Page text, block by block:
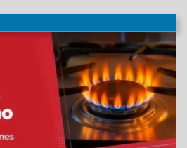
recuerda la importancia de
calefacción y mantener una
los ambientes para evitar
de bajas temperaturas.